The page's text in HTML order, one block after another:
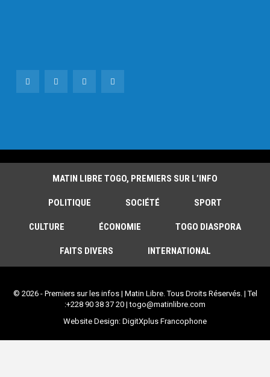
MATIN LIBRE TOGO, PREMIERS SUR L’INFO
POLITIQUE SOCIÉTÉ SPORT
CULTURE ÉCONOMIE TOGO DIASPORA
FAITS DIVERS INTERNATIONAL
© 2026 - Premiers sur les infos | Matin Libre. Tous Droits Réservés. | Tel
:+228 90 38 37 20 | togo@matinlibre.com
Website Design: DigitXplus Francophone